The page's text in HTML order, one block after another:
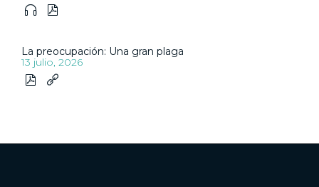
 
La preocupación: Una gran plaga
13 julio, 2026
 